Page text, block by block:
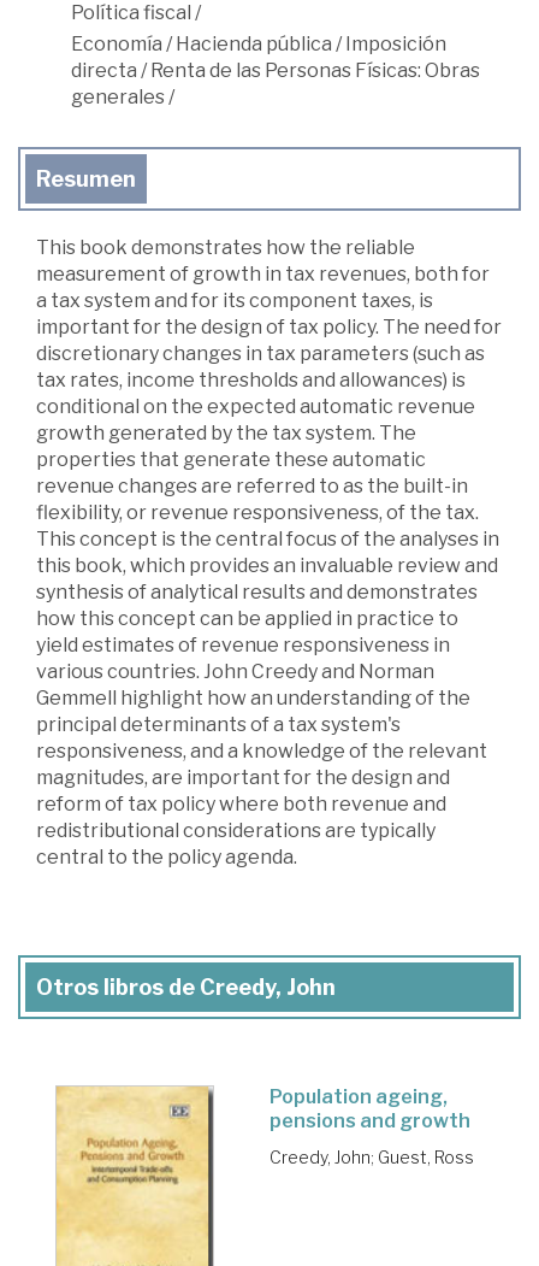
Política fiscal /
Economía /Hacienda pública /Imposición
directa /Renta de las Personas Físicas: Obras
generales/
Resumen
This book demonstrates how the reliable
measurement of growth in tax revenues, both for
a tax system and for its component taxes, is
important for the design of tax policy. The need for
discretionary changes in tax parameters (such as
tax rates, income thresholds and allowances) is
conditional on the expected automatic revenue
growth generated by the tax system. The
properties that generate these automatic
revenue changes are referred to as the built-in
flexibility, or revenue responsiveness, of the tax.
This concept is the central focus of the analyses in
this book, which provides an invaluable review and
synthesis of analytical results and demonstrates
how this concept can be applied in practice to
yield estimates of revenue responsiveness in
various countries. John Creedy and Norman
Gemmell highlight how an understanding of the
principal determinants of a tax system's
responsiveness, and a knowledge of the relevant
magnitudes, are important for the design and
reform of tax policy where both revenue and
redistributional considerations are typically
central to the policy agenda.
Otros libros de Creedy, John
Population ageing,
pensions and growth
Creedy, John; Guest, Ross